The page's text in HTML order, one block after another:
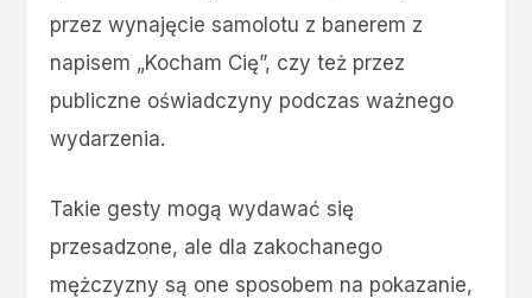
przez wynajęcie samolotu z banerem z
napisem „Kocham Cię”, czy też przez
publiczne oświadczyny podczas ważnego
wydarzenia.
Takie gesty mogą wydawać się
przesadzone, ale dla zakochanego
mężczyzny są one sposobem na pokazanie,